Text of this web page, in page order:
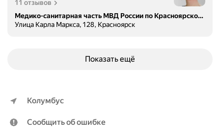
11 отзывов
Медико-санитарная часть МВД России по Красноярскому краю
Улица Карла Маркса, 128, Красноярск
Показать ещё
Колумбус
Сообщить об ошибке